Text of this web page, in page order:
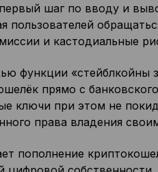
шаг по вводу и
пользователей
и кастодиальные
функции «стейблкойны
прямо с
ключи при этом не
права владения
пополнение